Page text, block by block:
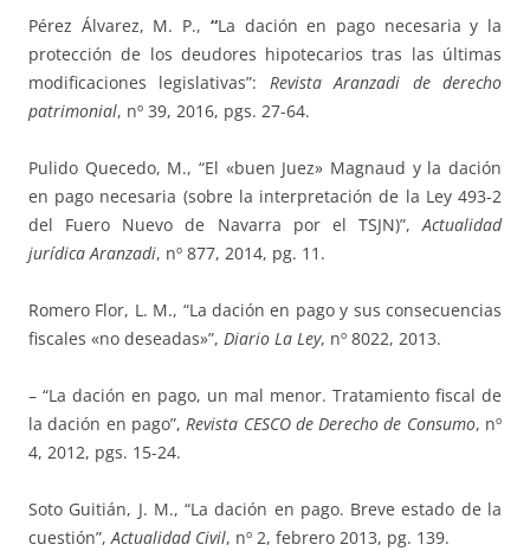
Pérez Álvarez, M. P., “La dación en pago necesaria y la
protección de los deudores hipotecarios tras las últimas
modificaciones legislativas”: Revista Aranzadi de derecho
patrimonial, nº 39, 2016, pgs. 27-64.
Pulido Quecedo, M., “El «buen Juez» Magnaud y la dación
en pago necesaria (sobre la interpretación de la Ley 493-2
del Fuero Nuevo de Navarra por el TSJN)”,Actualidad
jurídica Aranzadi, nº 877, 2014, pg. 11.
Romero Flor, L. M., “La dación en pago y sus consecuencias
fiscales «no deseadas»”, Diario La Ley, nº 8022, 2013.
– “La dación en pago, un mal menor. Tratamiento fiscal de
la dación en pago”,Revista CESCO de Derecho de Consumo, nº
4, 2012, pgs. 15-24.
Soto Guitián, J. M., “La dación en pago. Breve estado de la
cuestión”,Actualidad Civil, nº 2, febrero 2013, pg. 139.